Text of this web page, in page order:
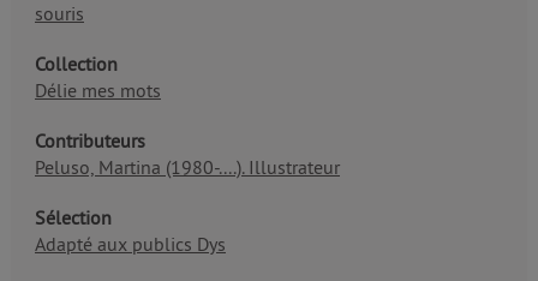
souris
Collection
Délie mes mots
Contributeurs
Peluso, Martina (1980-....). Illustrateur
Sélection
Adapté aux publics Dys